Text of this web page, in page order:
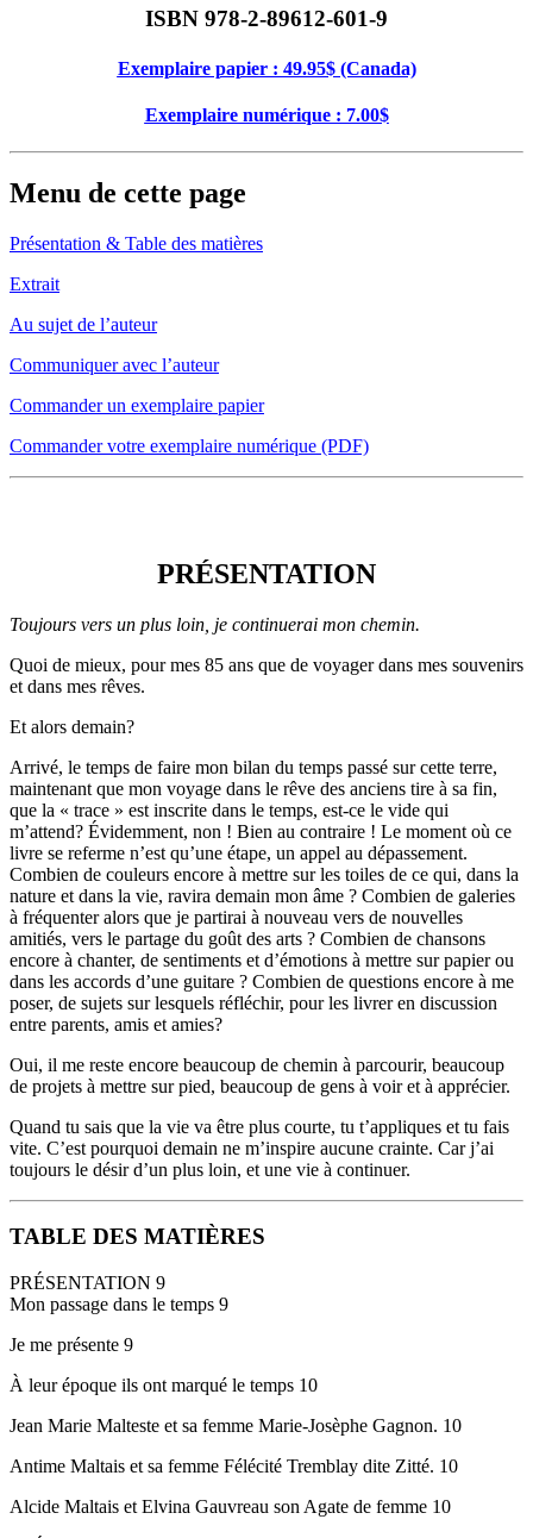
ISBN 978-2-89612-601-9
Exemplaire papier : 49.95$ (Canada)
Exemplaire numérique : 7.00$
Menu de cette page
Présentation & Table des matières
Extrait
Au sujet de l’auteur
Communiquer avec l’auteur
Commander un exemplaire papier
Commander votre exemplaire numérique (PDF)
PRÉSENTATION
Toujours vers un plus loin, je continuerai mon chemin.
Quoi de mieux, pour mes 85 ans que de voyager dans mes souvenirs
et dans mes rêves.
Et alors demain?
Arrivé, le temps de faire mon bilan du temps passé sur cette terre,
maintenant que mon voyage dans le rêve des anciens tire à sa fin,
que la « trace » est inscrite dans le temps, est-ce le vide qui
m’attend? Évidemment, non ! Bien au contraire ! Le moment où ce
livre se referme n’est qu’une étape, un appel au dépassement.
Combien de couleurs encore à mettre sur les toiles de ce qui, dans la
nature et dans la vie, ravira demain mon âme ? Combien de galeries
à fréquenter alors que je partirai à nouveau vers de nouvelles
amitiés, vers le partage du goût des arts ? Combien de chansons
encore à chanter, de sentiments et d’émotions à mettre sur papier ou
dans les accords d’une guitare ? Combien de questions encore à me
poser, de sujets sur lesquels réfléchir, pour les livrer en discussion
entre parents, amis et amies?
Oui, il me reste encore beaucoup de chemin à parcourir, beaucoup
de projets à mettre sur pied, beaucoup de gens à voir et à apprécier.
Quand tu sais que la vie va être plus courte, tu t’appliques et tu fais
vite. C’est pourquoi demain ne m’inspire aucune crainte. Car j’ai
toujours le désir d’un plus loin, et une vie à continuer.
TABLE DES MATIÈRES
PRÉSENTATION 9
Mon passage dans le temps 9
Je me présente 9
À leur époque ils ont marqué le temps 10
Jean Marie Malteste et sa femme Marie-Josèphe Gagnon. 10
Antime Maltais et sa femme Félécité Tremblay dite Zitté. 10
Alcide Maltais et Elvina Gauvreau son Agate de femme 10